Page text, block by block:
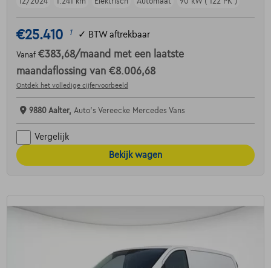
€25.410 1 ✓ BTW aftrekbaar
Vanaf €383,68/maand met een laatste
maandaflossing van €8.006,68
Ontdek het volledige cijfervoorbeeld
9880 Aalter, Auto's Vereecke Mercedes Vans
Vergelijk
Bekijk wagen